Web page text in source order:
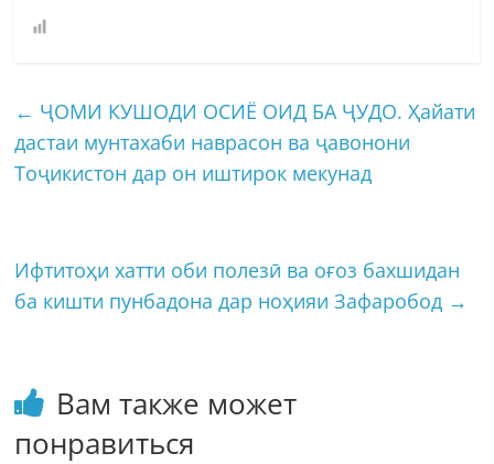
← ҶОМИ КУШОДИ ОСИЁ ОИД БА ҶУДО. Ҳайати
дастаи мунтахаби наврасон ва ҷавонони
Тоҷикистон дар он иштирок мекунад
Ифтитоҳи хатти оби полезӣ ва оғоз бахшидан
ба кишти пунбадона дар ноҳияи Зафаробод →
Вам также может
понравиться